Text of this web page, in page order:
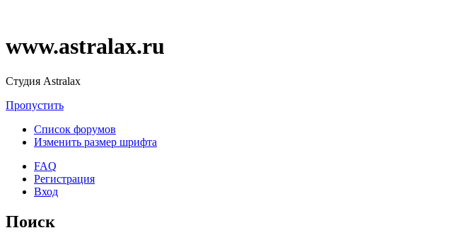
www.astralax.ru
Студия Astralax
Пропустить
Список форумов
Изменить размер шрифта
FAQ
Регистрация
Вход
Поиск